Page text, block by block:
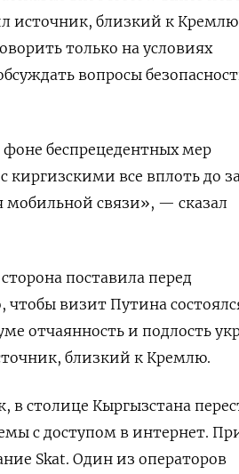
источник, близкий к
только на условиях
вопросы
беспрецедентных мер
киргизскими все вплоть до
мобильной связи», — сказал
поставила перед
чтобы визит Путина
отчаянность и подлость
близкий к Кремлю.
столице Кыргызстана
с доступом в интернет.
Skat. Один из операторов